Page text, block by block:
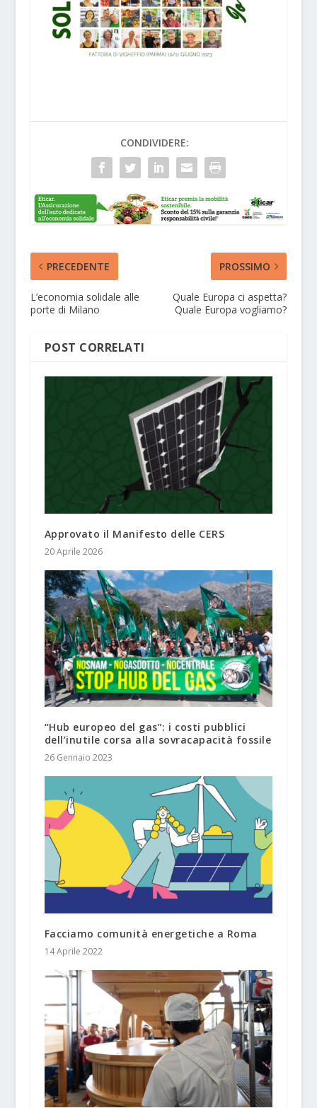
CONDIVIDERE:
PRECEDENTE
L’economia solidale alle
porte di Milano
PROSSIMO
Quale Europa ci aspetta?
Quale Europa vogliamo?
POST CORRELATI
Approvato il Manifesto delle CERS
20 Aprile 2026
“Hub europeo del gas”: i costi pubblici
dell’inutile corsa alla sovracapacità fossile
26 Gennaio 2023
Facciamo comunità energetiche a Roma
14 Aprile 2022